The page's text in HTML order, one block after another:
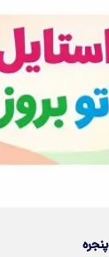
پنجره